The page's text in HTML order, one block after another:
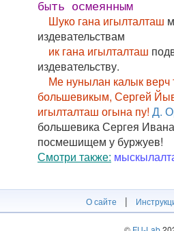
быть осмеянным
Шуко гана игылталташ
издевательствам
ик гана игылталташ
издевательству.
Ме нунылан калык
большевикым, Сергей
игылталташ огына пу! Д.
большевика Сергея
посмешищем у буржуев!
Смотри также:
О сайте |